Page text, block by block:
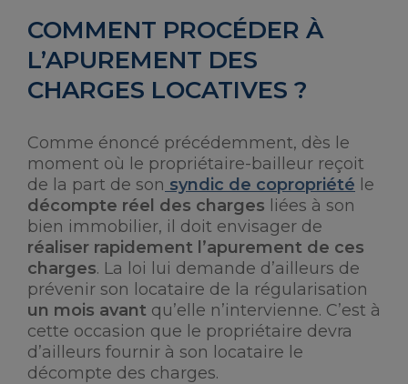
COMMENT PROCÉDER À
L’APUREMENT DES
CHARGES LOCATIVES ?
Comme énoncé précédemment, dès le
moment où le propriétaire-bailleur reçoit
de la part de son syndic de copropriété le
décompte réel des charges liées à son
bien immobilier, il doit envisager de
réaliser rapidement l’apurement de ces
charges. La loi lui demande d’ailleurs de
prévenir son locataire de la régularisation
un mois avant qu’elle n’intervienne. C’est à
cette occasion que le propriétaire devra
d’ailleurs fournir à son locataire le
décompte des charges.